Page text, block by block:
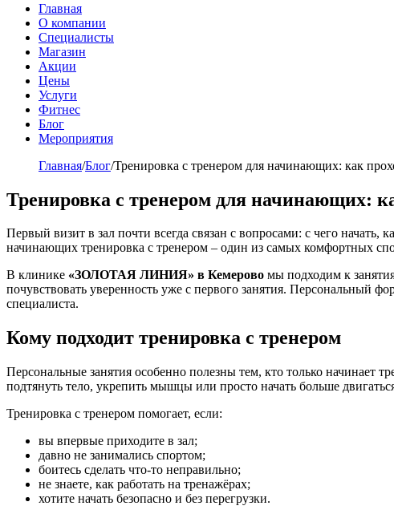
Главная
О компании
Специалисты
Магазин
Акции
Цены
Услуги
Фитнес
Блог
Мероприятия
Главная/Блог/Тренировка с тренером для начинающих: как
Тренировка с тренером для начинающих:
Первый визит в зал почти всегда связан с вопросами: с чего
начинающих тренировка с тренером – один из самых комфортных
В клинике «ЗОЛОТАЯ ЛИНИЯ» в Кемерово мы подходим к
почувствовать уверенность уже с первого занятия. Персональный
специалиста.
Кому подходит тренировка с тренером
Персональные занятия особенно полезны тем, кто только начинает
подтянуть тело, укрепить мышцы или просто начать больше
Тренировка с тренером помогает, если:
вы впервые приходите в зал;
давно не занимались спортом;
боитесь сделать что-то неправильно;
не знаете, как работать на тренажёрах;
хотите начать безопасно и без перегрузки.